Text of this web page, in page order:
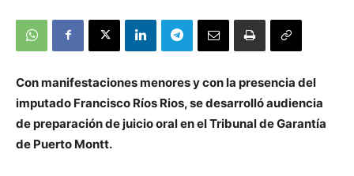
Con manifestaciones menores y con la presencia del
imputado Francisco Ríos Rios, se desarrolló audiencia
de preparación de juicio oral en el Tribunal de Garantía
de Puerto Montt.